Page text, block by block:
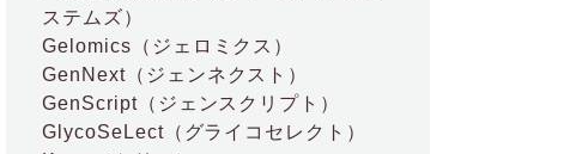
ステムズ）
Gelomics （ジェロミクス）
GenNext（ジェンネクスト）
GenScript（ジェンスクリプト）
GlycoSeLect（グライコセレクト）